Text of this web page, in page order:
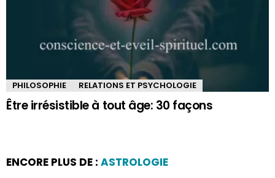
PHILOSOPHIE RELATIONS ET PSYCHOLOGIE
Être irrésistible à tout âge: 30 façons
ENCORE PLUS DE : ASTROLOGIE